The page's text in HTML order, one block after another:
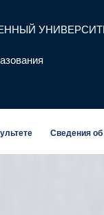
Сведения об